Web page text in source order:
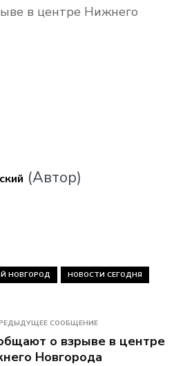
в центре Нижнего
(Автор)
НОВГОРОД НОВОСТИ СЕГОДНЯ
СООБЩЕНИЕ
о взрыве в центре
Новгорода